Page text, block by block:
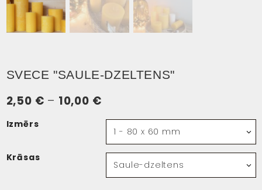
SVECE "SAULE-DZELTENS"
2,50 € – 10,00 €Price
range:
2,50 €
through
10,00 €
Izmērs
Krāsas